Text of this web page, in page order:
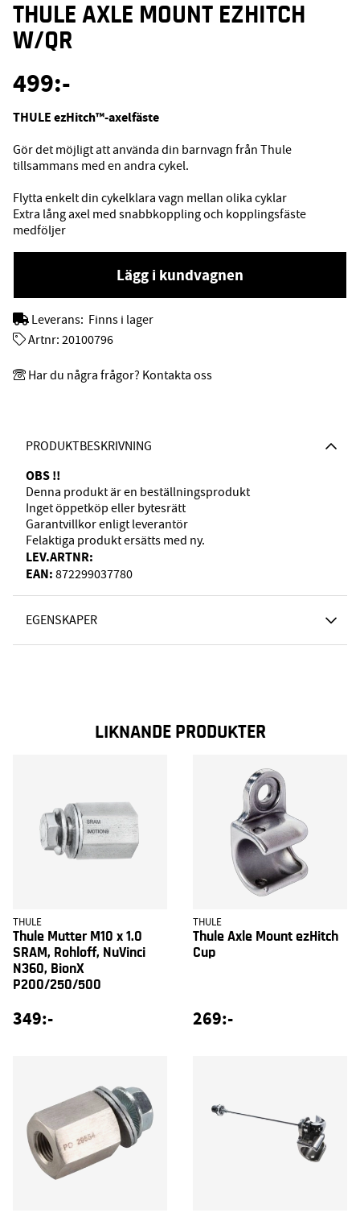
PRODUKTBESKRIVNING
OBS !!
Denna produkt är en beställningsprodukt
Inget öppetköp eller bytesrätt
Garantvillkor enligt leverantör
Felaktiga produkt ersätts med ny.
LEV.ARTNR:
EAN: 872299037780
EGENSKAPER
THULE AXLE MOUNT EZHITCH
W/QR
499:-
THULE ezHitch™-axelfäste
Gör det möjligt att använda din barnvagn från Thule
tillsammans med en andra cykel.
Flytta enkelt din cykelklara vagn mellan olika cyklar
Extra lång axel med snabbkoppling och kopplingsfäste
medföljer
Lägg i kundvagnen
Leverans: Finns i lager
Artnr: 20100796
Har du några frågor? Kontakta oss
LIKNANDE PRODUKTER
THULE
Thule Mutter M10 x 1.0
SRAM, Rohloff, NuVinci
N360, BionX
P200/250/500
349:-
THULE
Thule Axle Mount ezHitch
Cup
269:-